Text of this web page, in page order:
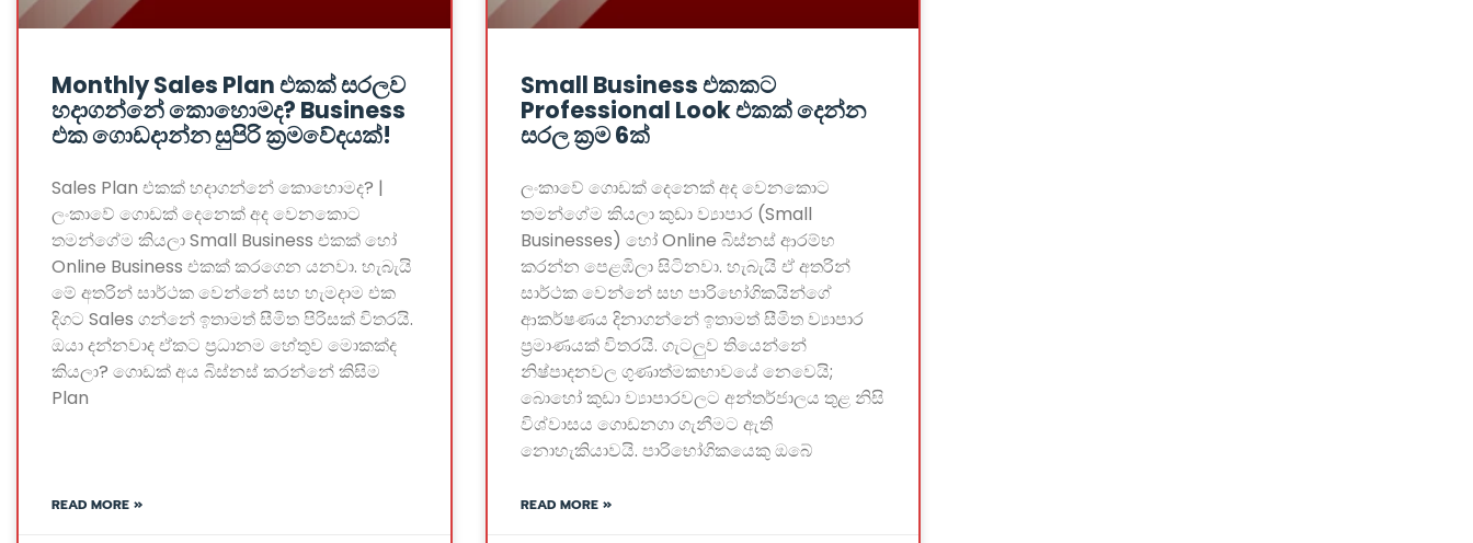
Monthly Sales Plan එකක් සරලව
හදාගන්නේ කොහොමද? Business
එක ගොඩදාන්න සුපිරි ක්‍රමවේදයක්!
Sales Plan එකක් හදාගන්නේ කොහොමද? |
ලංකාවේ ගොඩක් දෙනෙක් අද වෙනකොට
තමන්ගේම කියලා Small Business එකක් හෝ
Online Business එකක් කරගෙන යනවා. හැබැයි
මේ අතරින් සාර්ථක වෙන්නේ සහ හැමදාම එක
දිගට Sales ගන්නේ ඉතාමත් සීමිත පිරිසක් විතරයි.
ඔයා දන්නවාද ඒකට ප්‍රධානම හේතුව මොකක්ද
කියලා? ගොඩක් අය බිස්නස් කරන්නේ කිසිම
Plan
READ MORE »
Small Business එකකට
Professional Look එකක් දෙන්න
සරල ක්‍රම 6ක්
ලංකාවේ ගොඩක් දෙනෙක් අද වෙනකොට
තමන්ගේම කියලා කුඩා ව්‍යාපාර (Small
Businesses) හෝ Online බිස්නස් ආරම්භ
කරන්න පෙළඹිලා සිටිනවා. හැබැයි ඒ අතරින්
සාර්ථක වෙන්නේ සහ පාරිභෝගිකයින්ගේ
ආකර්ෂණය දිනාගන්නේ ඉතාමත් සීමිත ව්‍යාපාර
ප්‍රමාණයක් විතරයි. ගැටලුව තියෙන්නේ
නිෂ්පාදනවල ගුණාත්මකභාවයේ නෙවෙයි;
බොහෝ කුඩා ව්‍යාපාරවලට අන්තර්ජාලය තුළ නිසි
විශ්වාසය ගොඩනගා ගැනීමට ඇති
නොහැකියාවයි. පාරිභෝගිකයෙකු ඔබේ
READ MORE »